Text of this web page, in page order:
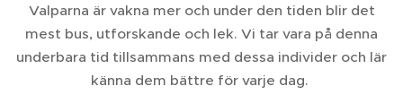
Valparna är vakna mer och under den tiden blir det
mest bus, utforskande och lek. Vi tar vara på denna
underbara tid tillsammans med dessa individer och lär
känna dem bättre för varje dag.